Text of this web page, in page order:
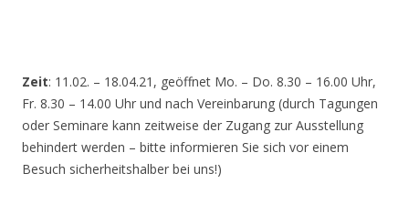
Zeit: 11.02. – 18.04.21, geöffnet Mo. – Do. 8.30 – 16.00 Uhr,
Fr. 8.30 – 14.00 Uhr und nach Vereinbarung (durch Tagungen
oder Seminare kann zeitweise der Zugang zur Ausstellung
behindert werden – bitte informieren Sie sich vor einem
Besuch sicherheitshalber bei uns!)